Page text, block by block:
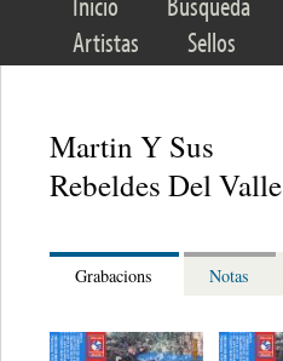
Artistas
Sellos
Martin Y Sus
Rebeldes Del Valle
Grabacions Notas